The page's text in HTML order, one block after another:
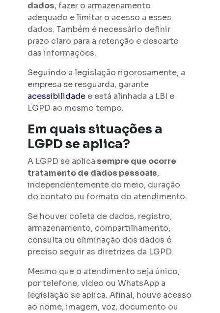
dados, fazer o armazenamento
adequado e limitar o acesso a esses
dados. Também é necessário definir
prazo claro para a retenção e descarte
das informações.
Seguindo a legislação rigorosamente, a
empresa se resguarda, garante
acessibilidade e está alinhada a LBI e
LGPD ao mesmo tempo.
Em quais situações a
LGPD se aplica?
A LGPD se aplica sempre que ocorre
tratamento de dados pessoais,
independentemente do meio, duração
do contato ou formato do atendimento.
Se houver coleta de dados, registro,
armazenamento, compartilhamento,
consulta ou eliminação dos dados é
preciso seguir as diretrizes da LGPD.
Mesmo que o atendimento seja único,
por telefone, vídeo ou WhatsApp a
legislação se aplica. Afinal, houve acesso
ao nome, imagem, voz, documento ou